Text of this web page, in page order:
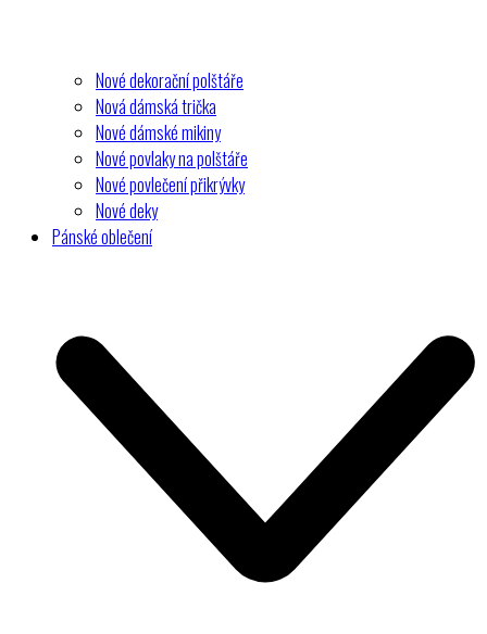
Nové dekorační polštáře
Nová dámská trička
Nové dámské mikiny
Nové povlaky na polštáře
Nové povlečení přikrývky
Nové deky
Pánské oblečení